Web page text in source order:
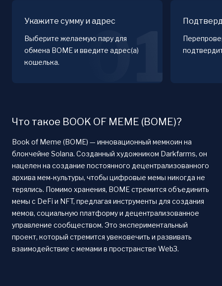
Укажите сумму и адрес
Выберите желаемую пару для
обмена BOME и введите адрес(а)
кошелька.
01
Что такое BOOK OF MEME (BOME)?
Book of Meme (BOME) — инновационный мемкоин на
блокчейне Solana. Созданный художником Darkfarms, он
нацелен на создание постоянного децентрализованного
архива мем-культуры, чтобы цифровые мемы никогда не
терялись. Помимо хранения, BOME стремится объединить
мемы с DeFi и NFT, предлагая инструменты для создания
мемов, социальную платформу и децентрализованное
управление сообществом. Это экспериментальный
проект, который стремится увековечить и развивать
взаимодействие с мемами в пространстве Web3.